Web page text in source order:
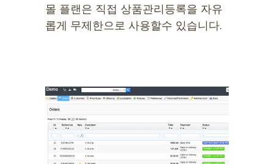
몰 플랜은 직접 상품관리등록을 자유
롭게 무제한으로 사용할수 있습니다.